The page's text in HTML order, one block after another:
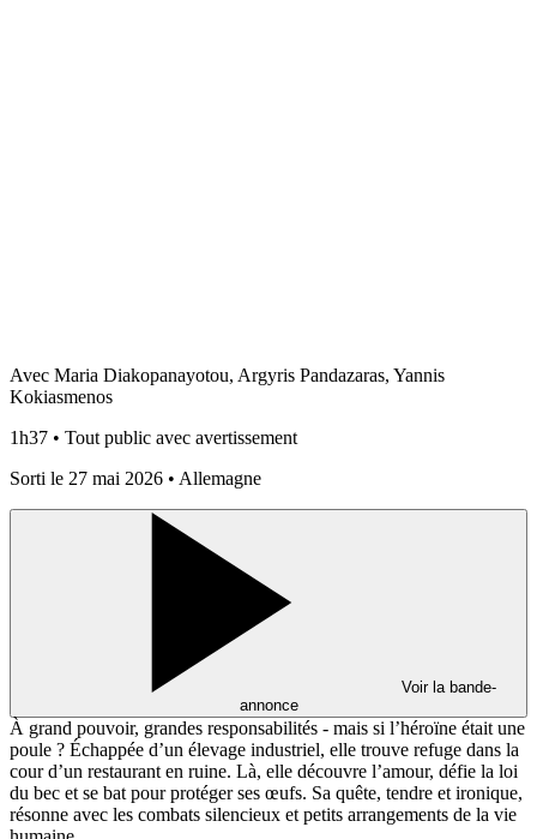
Avec Maria Diakopanayotou, Argyris Pandazaras, Yannis
Kokiasmenos
1h37 • Tout public avec avertissement
Sorti le 27 mai 2026 • Allemagne
Voir la bande-
annonce
À grand pouvoir, grandes responsabilités - mais si l’héroïne était une
poule ? Échappée d’un élevage industriel, elle trouve refuge dans la
cour d’un restaurant en ruine. Là, elle découvre l’amour, défie la loi
du bec et se bat pour protéger ses œufs. Sa quête, tendre et ironique,
résonne avec les combats silencieux et petits arrangements de la vie